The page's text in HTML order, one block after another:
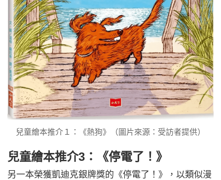
兒童繪本推介１：《熱狗》（圖片來源：受訪者提供）
兒童繪本推介3：《停電了！》
另一本榮獲凱迪克銀牌獎的《停電了！》，以類似漫